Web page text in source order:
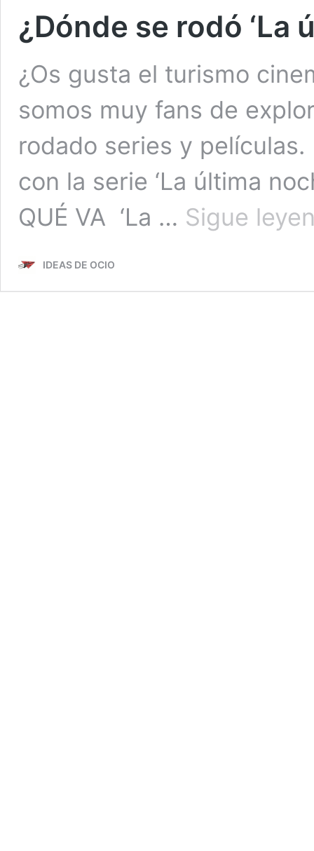
¿Dónde se rodó ‘La
¿Os gusta el turismo
somos muy fans de
rodado series y
con la serie ‘La última
QUÉ VA ‘La … Sigue
IDEAS DE OCIO